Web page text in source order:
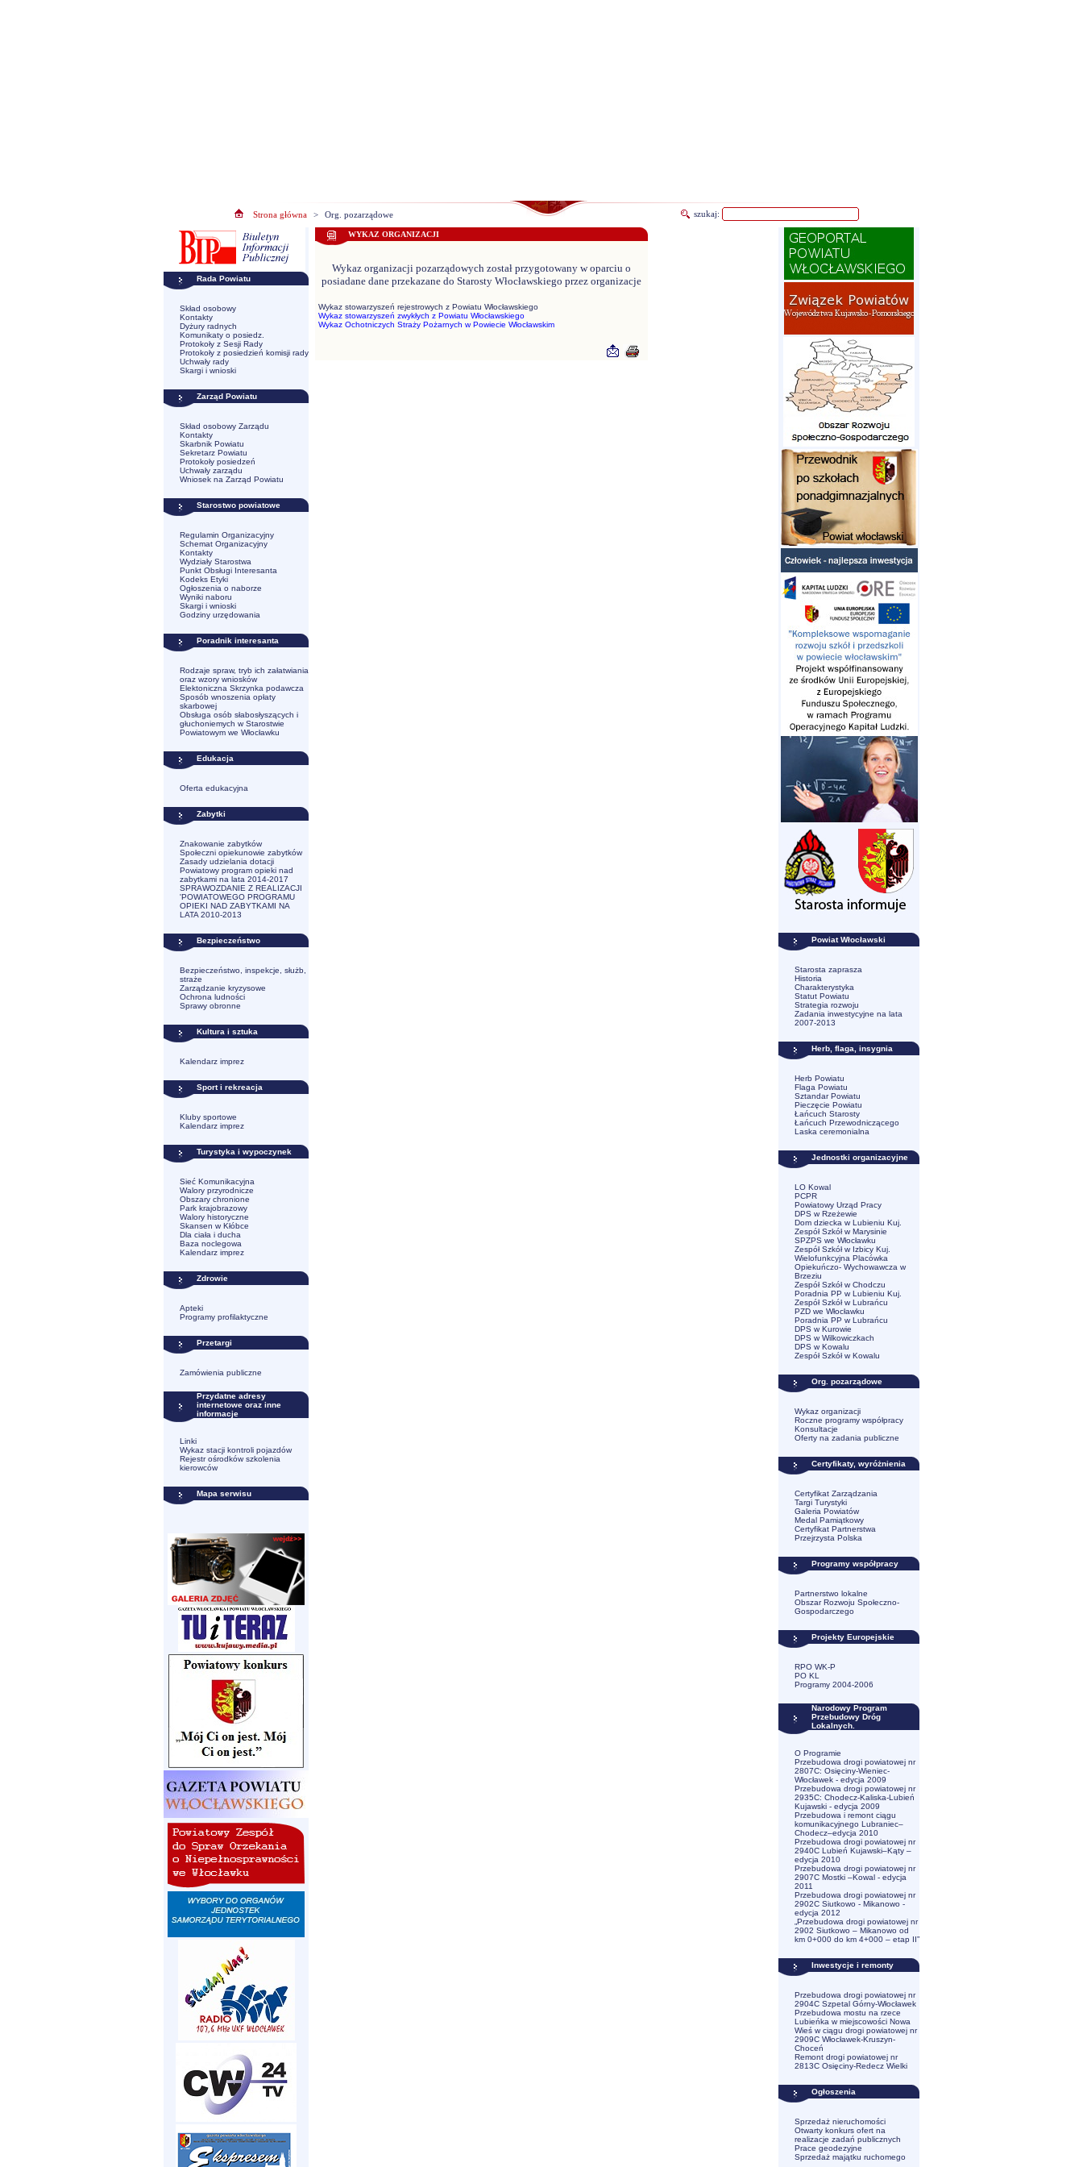
Strona główna > Org. pozarządowe szukaj:
Rada Powiatu
Skład osobowy
Kontakty
Dyżury radnych
Komunikaty o posiedz.
Protokoły z Sesji Rady
Protokoły z posiedzień komisji rady
Uchwały rady
Skargi i wnioski
Zarząd Powiatu
Skład osobowy Zarządu
Kontakty
Skarbnik Powiatu
Sekretarz Powiatu
Protokoły posiedzeń
Uchwały zarządu
Wniosek na Zarząd Powiatu
Starostwo powiatowe
Regulamin Organizacyjny
Schemat Organizacyjny
Kontakty
Wydziały Starostwa
Punkt Obsługi Interesanta
Kodeks Etyki
Ogłoszenia o naborze
Wyniki naboru
Skargi i wnioski
Godziny urzędowania
Poradnik interesanta
Rodzaje spraw, tryb ich załatwiania
oraz wzory wniosków
Elektoniczna Skrzynka podawcza
Sposób wnoszenia opłaty
skarbowej
Obsługa osób słabosłyszących i
głuchoniemych w Starostwie
Powiatowym we Włocławku
Edukacja
Oferta edukacyjna
Zabytki
Znakowanie zabytków
Społeczni opiekunowie zabytków
Zasady udzielania dotacji
Powiatowy program opieki nad
zabytkami na lata 2014-2017
SPRAWOZDANIE Z REALIZACJI
'POWIATOWEGO PROGRAMU
OPIEKI NAD ZABYTKAMI NA
LATA 2010-2013
Bezpieczeństwo
Bezpieczeństwo, inspekcje, służb,
straże
Zarządzanie kryzysowe
Ochrona ludności
Sprawy obronne
Kultura i sztuka
Kalendarz imprez
Sport i rekreacja
Kluby sportowe
Kalendarz imprez
Turystyka i wypoczynek
Sieć Komunikacyjna
Walory przyrodnicze
Obszary chronione
Park krajobrazowy
Walory historyczne
Skansen w Kłóbce
Dla ciała i ducha
Baza noclegowa
Kalendarz imprez
Zdrowie
Apteki
Programy profilaktyczne
Przetargi
Zamówienia publiczne
Przydatne adresy
internetowe oraz inne
informacje
Linki
Wykaz stacji kontroli pojazdów
Rejestr ośrodków szkolenia
kierowców
Mapa serwisu
WYKAZ ORGANIZACJI
Wykaz organizacji pozarządowych został przygotowany w oparciu o
posiadane dane przekazane do Starosty Włocławskiego przez organizacje
Wykaz stowarzyszeń rejestrowych z Powiatu Włocławskiego
Wykaz stowarzyszeń zwykłych z Powiatu Włocławskiego
Wykaz Ochotniczych Straży Pożarnych w Powiecie Włocławskim
Powiat Włocławski
Starosta zaprasza
Historia
Charakterystyka
Statut Powiatu
Strategia rozwoju
Zadania inwestycyjne na lata
2007-2013
Herb, flaga, insygnia
Herb Powiatu
Flaga Powiatu
Sztandar Powiatu
Pieczęcie Powiatu
Łańcuch Starosty
Łańcuch Przewodniczącego
Laska ceremonialna
Jednostki organizacyjne
LO Kowal
PCPR
Powiatowy Urząd Pracy
DPS w Rzeżewie
Dom dziecka w Lubieniu Kuj.
Zespół Szkół w Marysinie
SPZPS we Włocławku
Zespół Szkół w Izbicy Kuj.
Wielofunkcyjna Placówka
Opiekuńczo- Wychowawcza w
Brzeziu
Zespół Szkół w Chodczu
Poradnia PP w Lubieniu Kuj.
Zespół Szkół w Lubrańcu
PZD we Włocławku
Poradnia PP w Lubrańcu
DPS w Kurowie
DPS w Wilkowiczkach
DPS w Kowalu
Zespół Szkół w Kowalu
Org. pozarządowe
Wykaz organizacji
Roczne programy współpracy
Konsultacje
Oferty na zadania publiczne
Certyfikaty, wyróżnienia
Certyfikat Zarządzania
Targi Turystyki
Galeria Powiatów
Medal Pamiątkowy
Certyfikat Partnerstwa
Przejrzysta Polska
Programy współpracy
Partnerstwo lokalne
Obszar Rozwoju Społeczno-
Gospodarczego
Projekty Europejskie
RPO WK-P
PO KL
Programy 2004-2006
Narodowy Program
Przebudowy Dróg
Lokalnych.
O Programie
Przebudowa drogi powiatowej nr
2807C: Osięciny-Wieniec-
Włocławek - edycja 2009
Przebudowa drogi powiatowej nr
2935C: Chodecz-Kaliska-Lubień
Kujawski - edycja 2009
Przebudowa i remont ciągu
komunikacyjnego Lubraniec–
Chodecz–edycja 2010
Przebudowa drogi powiatowej nr
2940C Lubień Kujawski–Kąty –
edycja 2010
Przebudowa drogi powiatowej nr
2907C Mostki –Kowal - edycja
2011
Przebudowa drogi powiatowej nr
2902C Siutkowo - Mikanowo -
edycja 2012
„Przebudowa drogi powiatowej nr
2902 Siutkowo – Mikanowo od
km 0+000 do km 4+000 – etap II”
Inwestycje i remonty
Przebudowa drogi powiatowej nr
2904C Szpetal Górny-Włocławek
Przebudowa mostu na rzece
Lubieńka w miejscowości Nowa
Wieś w ciągu drogi powiatowej nr
2909C Włocławek-Kruszyn-
Choceń
Remont drogi powiatowej nr
2813C Osięciny-Redecz Wielki
Ogłoszenia
Sprzedaż nieruchomości
Otwarty konkurs ofert na
realizacje zadań publicznych
Prace geodezyjne
Sprzedaż majątku ruchomego